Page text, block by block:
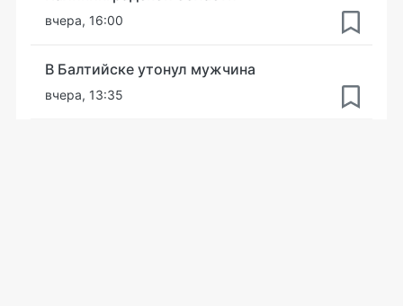
вчера, 16:00
В Балтийске утонул мужчина
вчера, 13:35